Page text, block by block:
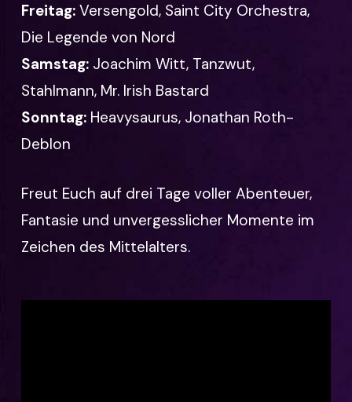
Freitag:Versengold, Saint City Orchestra,
Die Legende von Nord
Samstag:Joachim Witt, Tanzwut,
Stahlmann, Mr. Irish Bastard
Sonntag:Heavysaurus, Jonathan Roth-
Deblon
Freut Euch auf drei Tage voller Abenteuer,
Fantasie und unvergesslicher Momente im
Zeichen des Mittelalters.